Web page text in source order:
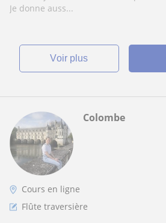
Je donne auss...
voir plus
Colombe
Cours en ligne
Flûte traversière